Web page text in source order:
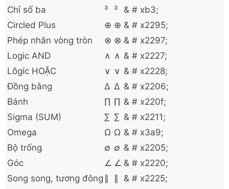
Chỉ số ba
³ ³
& # xb3;
Circled Plus
⊕ ⊕ & # x2295;
Phép nhân vòng tròn
⊗ ⊗ & # x2297;
Logic AND
∧ ∧ & # x2227;
Lôgic HOẶC
∨ ∨ & # x2228;
Đồng bằng
∆ ∆ & # x2206;
Bánh
∏ ∏ & # x220f;
Sigma (SUM)
∑ ∑ & # x2211;
Omega
Ω Ω & # x3a9;
Bộ trống
∅ ∅ & # x2205;
Góc
∠ ∠ & # x2220;
Song song, tương đông
& # x2225;